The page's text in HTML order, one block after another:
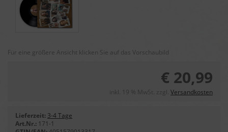
Für eine größere Ansicht klicken Sie auf das Vorschaubild
€ 20,99
inkl. 19 % MwSt. zzgl. Versandkosten
Lieferzeit: 3-4 Tage
Art.Nr.: 171-1